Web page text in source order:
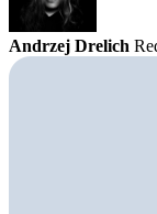
Andrzej Drelich